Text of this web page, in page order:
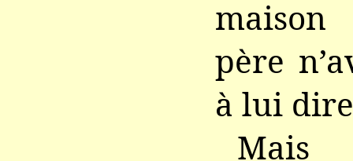
père
à lui